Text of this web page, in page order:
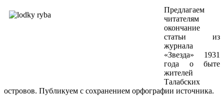
Предлагаем
читателям
окончание
статьи из
журнала
«Звезда» 1931
года о быте
жителей
Талабских
островов. Публикуем с сохранением орфографии источника.